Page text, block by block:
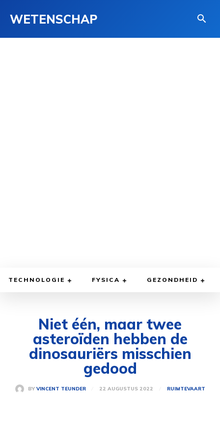
WETENSCHAP
TECHNOLOGIE FYSICA GEZONDHEID
Niet één, maar twee
asteroïden hebben de
dinosauriërs misschien
gedood
BY VINCENT TEUNDER 22 AUGUSTUS 2022 RUIMTEVAART